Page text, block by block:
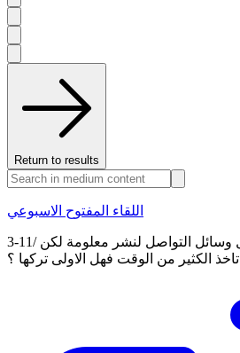
Return to results
اللقاء المفتوح الاسبوعي
3-11/ طلب العلم مع استعمال وسائل التواصل لنشر معلومة لكن
تاخذ الكثير من الوقت فهل الاولى تركها ؟